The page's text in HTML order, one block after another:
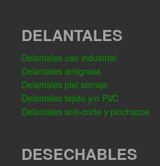
DELANTALES
Delantales uso industrial
Delantales antigrasa
Delantales piel serraje
Delantales tejido y/o PVC
Delantales anti-corte y pinchazos
DESECHABLES